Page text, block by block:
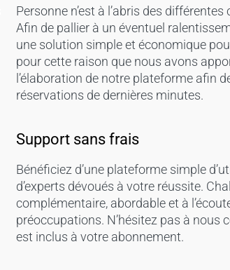
Personne n’est à l’abris des
Afin de pallier à un éventuel
une solution simple et économique
pour cette raison que nous avons
l’élaboration de notre plateforme afin
réservations de dernières minutes.
Support sans frais
Bénéficiez d’une plateforme simple
d’experts dévoués à votre réussite.
complémentaire, abordable et à
préoccupations. N’hésitez pas à nous
est inclus à votre abonnement.